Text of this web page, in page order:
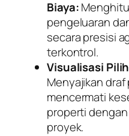
Biaya:
pengeluaran
secara presisi
terkontrol.
Visualisasi
Menyajikan
mencermati
properti
proyek.